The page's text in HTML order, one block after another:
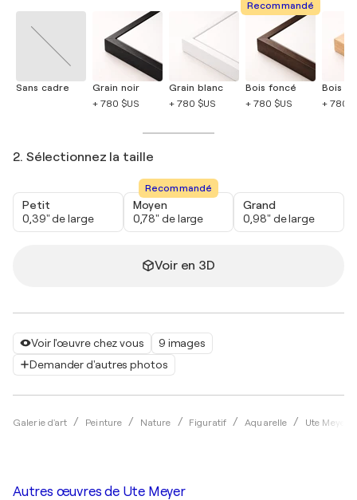
Voir l'œuvre chez vous
9 images
Demander d'autres photos
Galerie d'art Peinture Nature Figuratif Aquarelle Ute Meyer
Sans cadre
Grain noir
+ 780 $US
Grain blanc
+ 780 $US
Recommandé
Bois foncé
+ 780 $US
Bois
+ 780
2. Sélectionnez la taille
Petit
0,39" de large
Recommandé
Moyen
0,78" de large
Grand
0,98" de large
Voir en 3D
Autres œuvres de Ute Meyer